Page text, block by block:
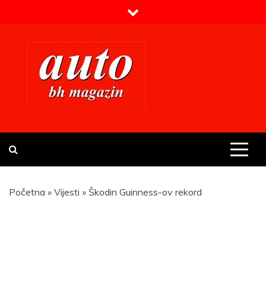
Prvi BH auto magazin
Početna » Vijesti » Škodin Guinness-ov rekord